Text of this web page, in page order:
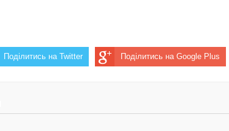
Поділитись на Twitter Поділитись на Google Plus